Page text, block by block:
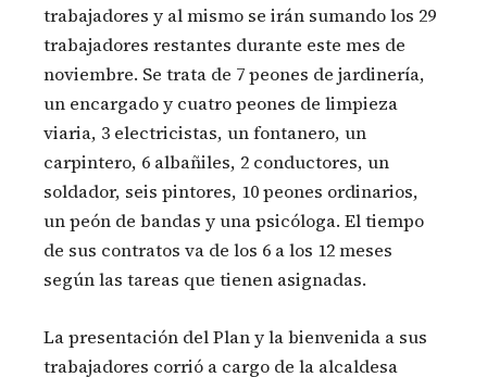
trabajadores y al mismo se irán sumando los 29
trabajadores restantes durante este mes de
noviembre. Se trata de 7 peones de jardinería,
un encargado y cuatro peones de limpieza
viaria, 3 electricistas, un fontanero, un
carpintero, 6 albañiles, 2 conductores, un
soldador, seis pintores, 10 peones ordinarios,
un peón de bandas y una psicóloga. El tiempo
de sus contratos va de los 6 a los 12 meses
según las tareas que tienen asignadas.
La presentación del Plan y la bienvenida a sus
trabajadores corrió a cargo de la alcaldesa